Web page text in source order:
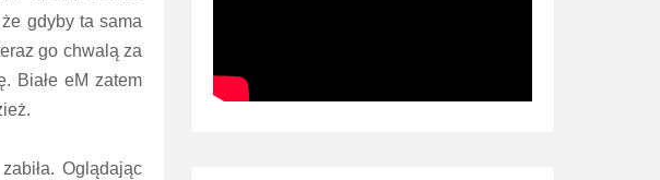
gdyby ta sama
go chwalą za
Białe eM zatem
Oglądając